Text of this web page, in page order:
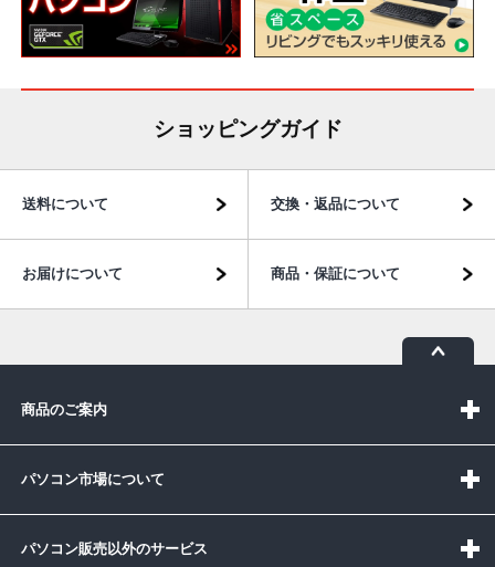
ショッピングガイド
送料について 交換・返品について
お届けについて 商品・保証について
商品のご案内
パソコン市場について
パソコン販売以外のサービス